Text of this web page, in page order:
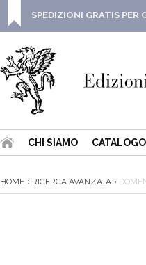
SPEDIZIONI GRATIS PER
CHI SIAMO CATALOGO
HOME RICERCA AVANZATA